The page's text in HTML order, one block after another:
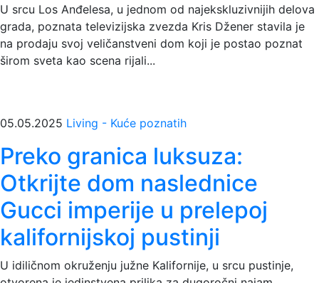
U srcu Los Anđelesa, u jednom od najekskluzivnijih delova
grada, poznata televizijska zvezda Kris Džener stavila je
na prodaju svoj veličanstveni dom koji je postao poznat
širom sveta kao scena rijali...
05.05.2025 Living - Kuće poznatih
Preko granica luksuza:
Otkrijte dom naslednice
Gucci imperije u prelepoj
kalifornijskoj pustinji
U idiličnom okruženju južne Kalifornije, u srcu pustinje,